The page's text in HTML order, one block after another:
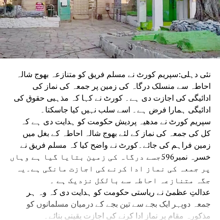
نئی دہلی:سپریم کورٹ نے مسلم فریق کو متنازعہ بھوج شالہ
احاطہ سے منسلک درگاہ کی زمین پر جمعہ کی نماز کی
ادائیگی کی اجازت دی ہے۔ کورٹ نے کہا کہ مذہبی حقوق کی
ادائیگی ہمارا فرض ہے۔ اسے سلب نہیں کیا جاسکتا۔
سپریم کورٹ نے مدھیہ پردیش حکومت کو ہدایت دی ہے کہ
کل کی جمعہ کی نماز کے لئے بھوج شالہ احاطہ کے بغل میں
زمین فراہم کی جائے۔کورٹ نے واضح کیا کہ مسلم فریق نے
خسرہ نمبر596جسے درگاہ کی زمین بتایا گیا ہے وہاں
پر جمعہ کی نماز ادا کرنے کی اجازت مانگی ہے۔یہ
جگہ متنازعہ احاطہ سے بالکل نزدیک ہے ۔
عدالتِ عظمیٰ نے ریاستی حکومت کو ہدایت دی کہ وہ ہر
جمعہ دوپہر ایک بجے سے تین بجے کے درمیان مسلمانوں کو
مذکورہ مقام پر نماز ادا کرنے کی اجازت یقینی بنائے۔